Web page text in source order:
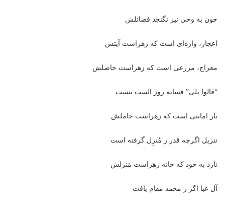
چون به وحی نیز نگنجد فضائلش
اعجاز، واژه‌ای‌ است که زهراست آیتش
معراج، مزرعی‌ است که زهراست حاصلش
“قالوا بلی” فسانه‌ روز الست نیست
بار امانتی‌ است که زهراست حاملش
تنزیل اگرچه قدر ز مُنزِل گرفته است
نازد به خود که خانه‌ زهراست مٓنزلش
آل عبا اگر ز محمد مقام یافت